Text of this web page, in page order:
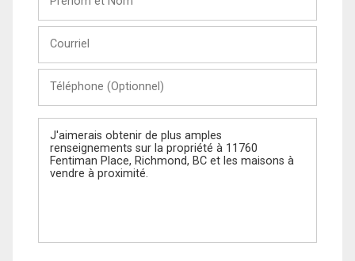
Nom
(Optionnel)
Message